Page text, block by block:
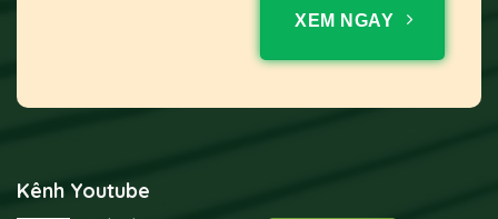
XEM NGAY
Kênh Youtube